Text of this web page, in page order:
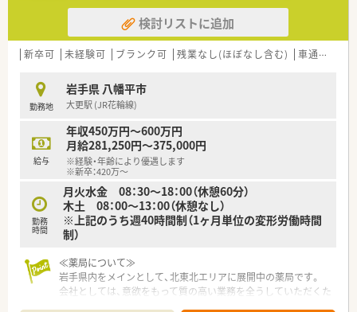
検討リストに追加
新卒可 未経験可 ブランク可 残業なし(ほぼなし含む) 車通勤可
勤務地
岩手県 八幡平市
大更駅 (JR花輪線)
給与
年収450万円～600万円
月給281,250円～375,000円
※経験・年齢により優遇します
※新卒：420万～
勤務
時間
月火水金 08：30～18：00（休憩60分）
木土 08：00～13：00（休憩なし）
※上記のうち週40時間制（1ヶ月単位の変形労働時間
制）
≪薬局について≫
岩手県内をメインとして、北東北エリアに展開中の薬局です。
会社としては、意欲をもって質の高い業務を全うしていただくた